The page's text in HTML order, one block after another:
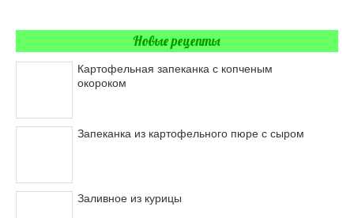
Новые рецепты
Картофельная запеканка с копченым
окороком
Запеканка из картофельного пюре с сыром
Заливное из курицы